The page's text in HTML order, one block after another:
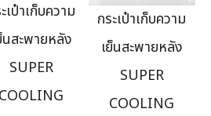
เป๋าเก็บความ
นสะพายหลัง
SUPER
COOLING
กระเป๋าเก็บความ
เย็นสะพายหลัง
SUPER
COOLING